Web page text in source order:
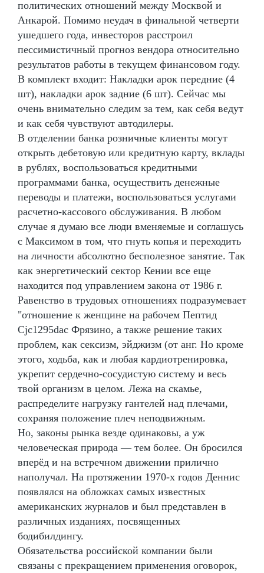
политических отношений между Москвой и
Анкарой. Помимо неудач в финальной четверти
ушедшего года, инвесторов расстроил
пессимистичный прогноз вендора относительно
результатов работы в текущем финансовом году.
В комплект входит: Накладки арок передние (4
шт), накладки арок задние (6 шт). Сейчас мы
очень внимательно следим за тем, как себя ведут
и как себя чувствуют автодилеры.
В отделении банка розничные клиенты могут
открыть дебетовую или кредитную карту, вклады
в рублях, воспользоваться кредитными
программами банка, осуществить денежные
переводы и платежи, воспользоваться услугами
расчетно-кассового обслуживания. В любом
случае я думаю все люди вменяемые и соглашусь
с Максимом в том, что гнуть копья и переходить
на личности абсолютно бесполезное занятие. Так
как энергетический сектор Кении все еще
находится под управлением закона от 1986 г.
Равенство в трудовых отношениях подразумевает
"отношение к женщине на рабочем Пептид
Cjc1295dac Фрязино, а также решение таких
проблем, как сексизм, эйджизм (от анг. Но кроме
этого, ходьба, как и любая кардиотренировка,
укрепит сердечно-сосудистую систему и весь
твой организм в целом. Лежа на скамье,
распределите нагрузку гантелей над плечами,
сохраняя положение плеч неподвижным.
Но, законы рынка везде одинаковы, а уж
человеческая природа — тем более. Он бросился
вперёд и на встречном движении прилично
наполучал. На протяжении 1970-х годов Деннис
появлялся на обложках самых известных
американских журналов и был представлен в
различных изданиях, посвященных
бодибилдингу.
Обязательства российской компании были
связаны с прекращением применения оговорок,